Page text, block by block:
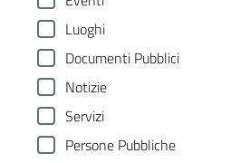
Luoghi
Documenti Pubblici
Notizie
Servizi
Persone Pubbliche